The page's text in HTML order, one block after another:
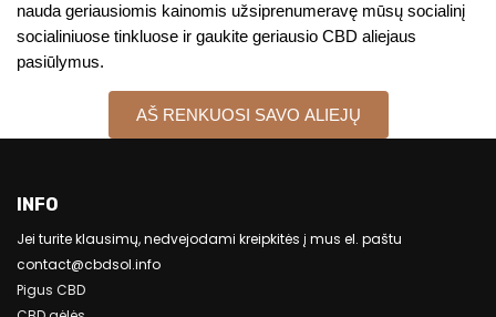
nauda geriausiomis kainomis užsiprenumeravę mūsų socialinį
socialiniuose tinkluose ir gaukite geriausio CBD aliejaus
pasiūlymus.
AŠ RENKUOSI SAVO ALIEJŲ
INFO
Jei turite klausimų, nedvejodami kreipkitės į mus el. paštu
contact@cbdsol.info
Pigus CBD